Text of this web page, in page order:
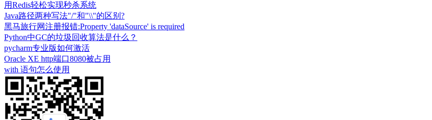
用Redis轻松实现秒杀系统
Java路径两种写法"/"和"\\"的区别?
黑马旅行网注册报错:Property 'dataSource' is required
Python中GC的垃圾回收算法是什么？
pycharm专业版如何激活
Oracle XE http端口8080被占用
with 语句怎么使用